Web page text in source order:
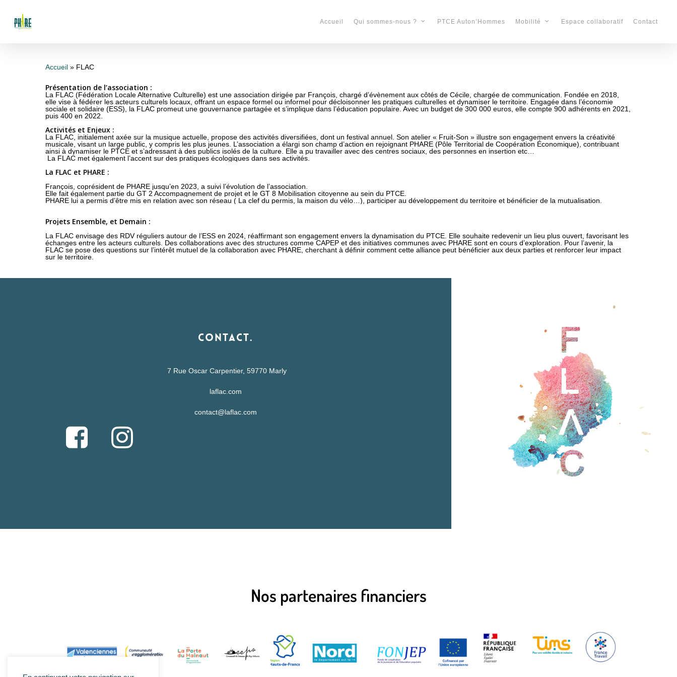
main
content
Accueil Qui sommes-nous ? PTCE Auton’Hommes Mobilité Espace collaboratif Contact
Accueil » FLAC
Présentation de l’association :
La FLAC (Fédération Locale Alternative Culturelle) est une association dirigée par François, chargé d’évènement aux côtés de Cécile, chargée de communication. Fondée en 2018,
elle vise à fédérer les acteurs culturels locaux, offrant un espace formel ou informel pour décloisonner les pratiques culturelles et dynamiser le territoire. Engagée dans l’économie
sociale et solidaire (ESS), la FLAC promeut une gouvernance partagée et s’implique dans l’éducation populaire. Avec un budget de 300 000 euros, elle compte 900 adhérents en 2021,
puis 400 en 2022.
Activités et Enjeux :
La FLAC, initialement axée sur la musique actuelle, propose des activités diversifiées, dont un festival annuel. Son atelier « Fruit-Son » illustre son engagement envers la créativité
musicale, visant un large public, y compris les plus jeunes. L’association a élargi son champ d’action en rejoignant PHARE (Pôle Territorial de Coopération Économique), contribuant
ainsi à dynamiser le PTCE et s’adressant à des publics isolés de la culture. Elle a pu travailler avec des centres sociaux, des personnes en insertion etc…
La FLAC met également l’accent sur des pratiques écologiques dans ses activités.
La FLAC et PHARE :
François, coprésident de PHARE jusqu’en 2023, a suivi l’évolution de l’association.
Elle fait également partie du GT 2 Accompagnement de projet et le GT 8 Mobilisation citoyenne au sein du PTCE.
PHARE lui a permis d’être mis en relation avec son réseau ( La clef du permis, la maison du vélo…), participer au développement du territoire et bénéficier de la mutualisation.
Projets Ensemble, et Demain :
La FLAC envisage des RDV réguliers autour de l’ESS en 2024, réaffirmant son engagement envers la dynamisation du PTCE. Elle souhaite redevenir un lieu plus ouvert, favorisant les
échanges entre les acteurs culturels. Des collaborations avec des structures comme CAPEP et des initiatives communes avec PHARE sont en cours d’exploration. Pour l’avenir, la
FLAC se pose des questions sur l’intérêt mutuel de la collaboration avec PHARE, cherchant à définir comment cette alliance peut bénéficier aux deux parties et renforcer leur impact
sur le territoire.
Contact.
7 Rue Oscar Carpentier, 59770 Marly
laflac.com
contact@laflac.com
Nos partenaires financiers